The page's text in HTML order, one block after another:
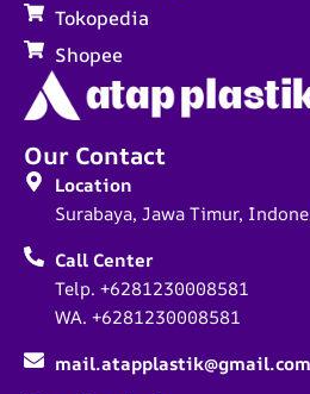
Our Contact
Location
Surabaya, Jawa Timur,
Call Center
Telp. +6281230008581
WA. +6281230008581
mail.atapplastik@gmail.com
Tokopedia
Shopee